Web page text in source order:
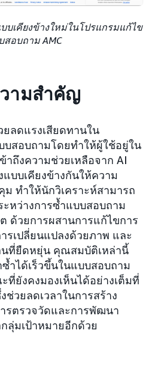
บเคียงข้างใหม่ในโปรแกรมแก้ไข
สอบถาม AMC
ามสำคัญ
ยลดแรงเสียดทานใน
สอบถามโดยทำให้ผู้ใช้อยู่ใน
าถึงความช่วยเหลือจาก AI
บบเคียงข้างกันให้ความ
ม ทำให้นักวิเคราะห์สามารถ
ะหว่างการซ้ำแบบสอบถาม
ด้วยการผสานการแก้ไขการ
รเปลี่ยนแปลงด้วยภาพ และ
นที่ยืดหยุ่น คุณสมบัติเหล่านี้
ำได้เร็วขึ้นในแบบสอบถาม
ยังคงมองเห็นได้อย่างเต็มที่
ช่วยลดเวลาในการสร้าง
รตรวจวัดและการพัฒนา
ลุ่มเป้าหมายอีกด้วย